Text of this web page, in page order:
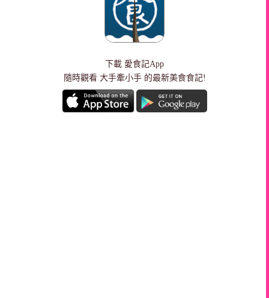
下載 愛食記App
隨時觀看 大手牽小手 的最新美食食記!